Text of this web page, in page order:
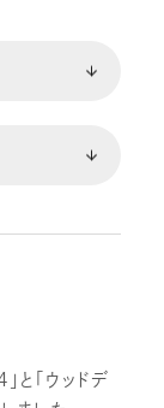
と「ウッドデ